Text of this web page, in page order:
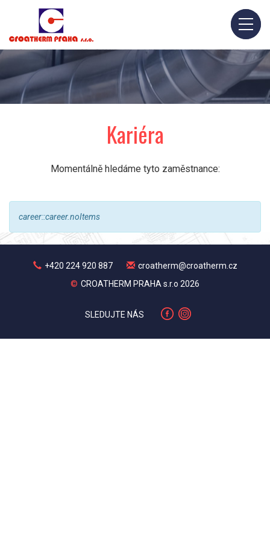
Kariéra
Momentálně hledáme tyto zaměstnance:
career::career.noItems
+420 224 920 887
croatherm@croatherm.cz
© CROATHERM PRAHA s.r.o 2026
SLEDUJTE NÁS